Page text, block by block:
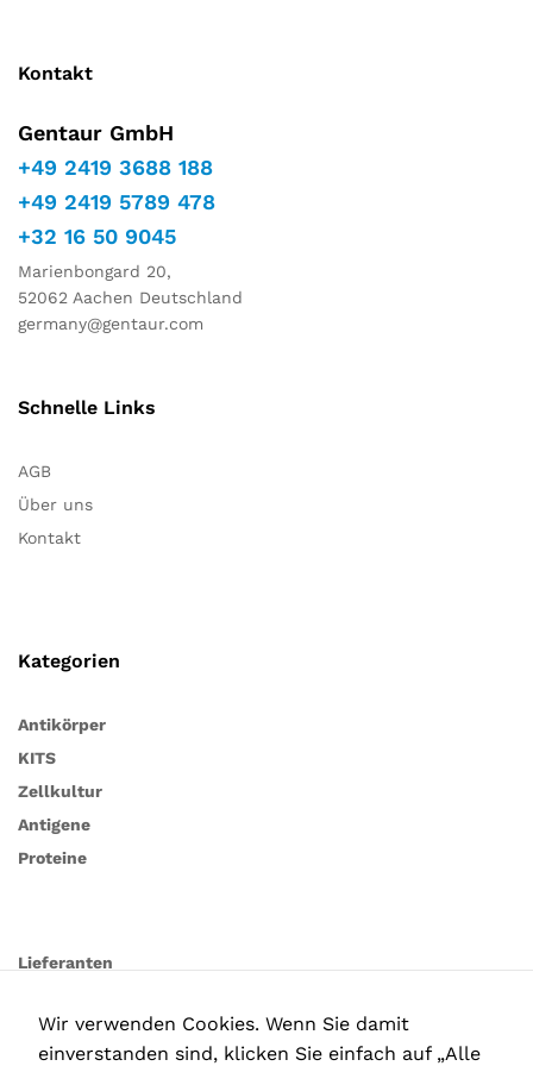
Kontakt
Gentaur GmbH
+49 2419 3688 188
+49 2419 5789 478
+32 16 50 9045
Marienbongard 20,
52062 Aachen Deutschland
germany@gentaur.com
Schnelle Links
AGB
Über uns
Kontakt
Kategorien
Antikörper
KITS
Zellkultur
Antigene
Proteine
Lieferanten
Wir verwenden Cookies. Wenn Sie damit
einverstanden sind, klicken Sie einfach auf „Alle